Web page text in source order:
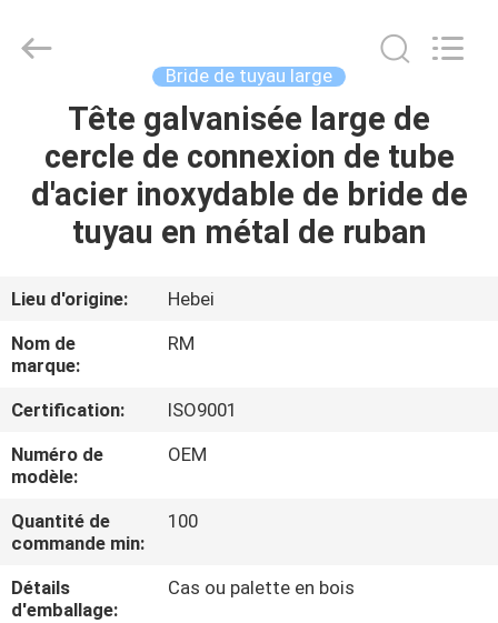
MAISON
À
PROPOS
DE
NOUS
VISITE
DE
L'USINE
WOODOO
TRADE
Bride de tuyau large
Tête galvanisée large de
cercle de connexion de tube
d'acier inoxydable de bride de
tuyau en métal de ruban
Lieu d'origine:
Hebei
Nom de
marque:
RM
Certification:
ISO9001
Numéro de
modèle:
OEM
Quantité de
commande min:
100
Détails
d'emballage:
Cas ou palette en bois